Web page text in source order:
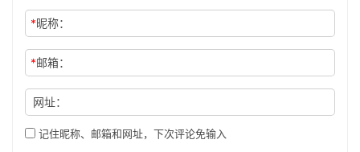
*昵称：
*邮箱：
网址：
记住昵称、邮箱和网址，下次评论免输入